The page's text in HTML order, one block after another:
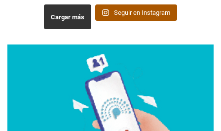
Cargar más
Seguir en Instagram